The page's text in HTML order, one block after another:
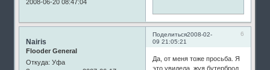
2008-06-20 08:47:04
Поделиться 6
2008-02-
09 21:05:21
Nairis
Flooder General
Откуда: Уфа
Да, от меня тоже просьба. Я
это увидела, жуя бутерброд